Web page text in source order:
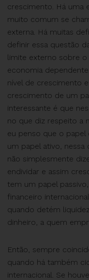
crescimento. Há uma
muito comum se
externa. Há muitas
definir essa questão
limite externo sobre
economia
nível de crescimento
crescimento de um
interessante é que
no que diz respeito a
eu penso que o papel
um papel ativo, nessa
não simplesmente
endividar e assim
tem um papel
financeiro
quando detém
dinheiro, a quem
Então, sempre
quando há também
internacional. Se